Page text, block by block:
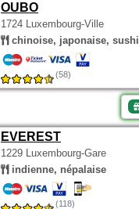
OUBO
1724 Luxembourg-Ville
chinoise, japonaise, sushi
(58)
EVEREST
1229 Luxembourg-Gare
indienne, népalaise
(118)